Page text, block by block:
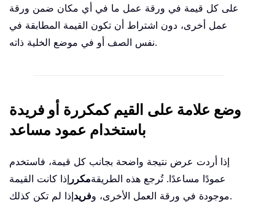
على كل قيمة في ورقة عمل ما في أي مكان ضمن ورقة
عمل أخرى، دون اشتراط أن تكون القيمة المطابقة في
نفس الصف أو في موضع الخلية ذاته.
وضع علامة على القيم كمكررة أو فريدة
باستخدام عمود مساعد
إذا أردت عرض نتيجة واضحة بجانب كل قيمة، فاستخدم
عمودًا مساعدًا. تُرجع هذه الطريقةمكرر إذا كانت القيمة
موجودة في ورقة العمل الأخرى، وفريد إذا لم تكن كذلك.